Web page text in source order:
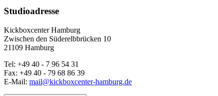
Studioadresse
Kickboxcenter Hamburg
Zwischen den Süderelbbrücken 10
21109 Hamburg
Tel: +49 40 - 7 96 54 31
Fax: +49 40 - 79 68 86 39
E-Mail: mail@kickboxcenter-hamburg.de